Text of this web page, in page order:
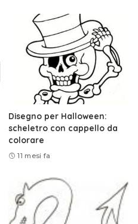
Disegno per Halloween:
scheletro con cappello da
colorare
11 mesi fa